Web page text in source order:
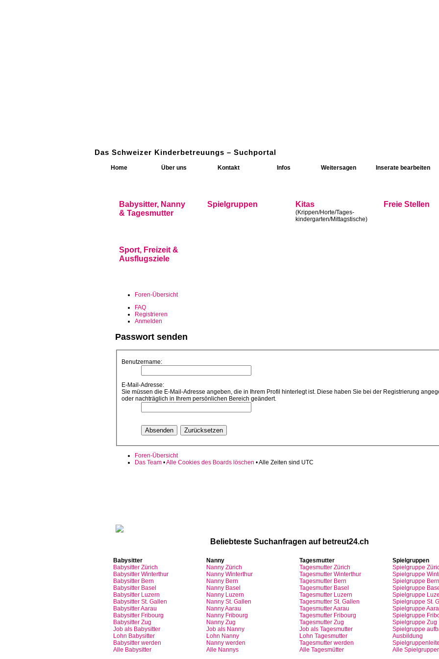
Das Schweizer Kinderbetreuungs – Suchportal
Home Über uns Kontakt Infos Weitersagen Inserate bearbeiten
Babysitter, Nanny
& Tagesmutter
Spielgruppen Kitas
(Krippen/Horte/Tages-
kindergarten/Mittagstische)
Freie Stellen
Sport, Freizeit &
Ausflugsziele
Foren-Übersicht
FAQ
Registrieren
Anmelden
Passwort senden
Benutzername:
E-Mail-Adresse:
Sie müssen die E-Mail-Adresse angeben, die in Ihrem Profil hinterlegt ist. Diese haben Sie bei der Registrierung
oder nachträglich in Ihrem persönlichen Bereich geändert.
Foren-Übersicht
Das Team•Alle Cookies des Boards löschen • Alle Zeiten sind UTC
Beliebteste Suchanfragen aufbetreut24.ch
Babysitter
Babysitter Zürich
Babysitter Winterthur
Babysitter Bern
Babysitter Basel
Babysitter Luzern
Babysitter St. Gallen
BabysitterAarau
Babysitter Fribourg
Babysitter Zug
Job alsBabysitter
Lohn Babysitter
Babysitter werden
Alle Babysitter
Nanny
Nanny Zürich
Nanny Winterthur
Nanny Bern
Nanny Basel
Nanny Luzern
Nanny St. Gallen
NannyAarau
Nanny Fribourg
Nanny Zug
Job alsNanny
Lohn Nanny
Nanny werden
Alle Nannys
Tagesmutter
Tagesmutter Zürich
TagesmutterWinterthur
TagesmutterBern
TagesmutterBasel
Tagesmutter Luzern
TagesmutterSt. Gallen
TagesmutterAarau
Tagesmutter Fribourg
Tagesmutter Zug
Job als Tagesmutter
Lohn Tagesmutter
Tagesmutter werden
Alle Tagesmütter
Spielgruppen
Spielgruppe
Spielgruppe
Spielgruppe Bern
Spielgruppe
Spielgruppe
Spielgruppe St.
Spielgruppe
Spielgruppe
Spielgruppe Zug
Spielgruppe
Ausbildung
Alle